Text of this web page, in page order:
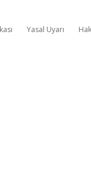
Yasal Uyarı